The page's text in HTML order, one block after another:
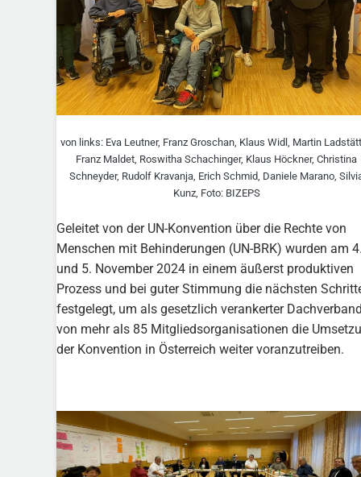
von links: Eva Leutner, Franz Groschan, Klaus Widl, Martin
Franz Maldet, Roswitha Schachinger, Klaus Höckner, Christina
Schneyder, Rudolf Kravanja, Erich Schmid, Daniele Marano,
Kunz, Foto: BIZEPS
Geleitet von der UN-Konvention über die Rechte von
Menschen mit Behinderungen (UN-BRK) wurden am
und 5. November 2024 in einem äußerst produktiven
Prozess und bei guter Stimmung die nächsten
festgelegt, um als gesetzlich verankerter
von mehr als 85 Mitgliedsorganisationen die
der Konvention in Österreich weiter voranzutreiben.